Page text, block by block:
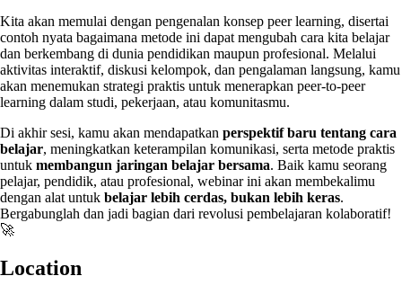
Kita akan memulai dengan pengenalan konsep peer learning, disertai
contoh nyata bagaimana metode ini dapat mengubah cara kita belajar
dan berkembang di dunia pendidikan maupun profesional. Melalui
aktivitas interaktif, diskusi kelompok, dan pengalaman langsung, kamu
akan menemukan strategi praktis untuk menerapkan peer-to-peer
learning dalam studi, pekerjaan, atau komunitasmu.
Di akhir sesi, kamu akan mendapatkan perspektif baru tentang cara
belajar, meningkatkan keterampilan komunikasi, serta metode praktis
untuk membangun jaringan belajar bersama. Baik kamu seorang
pelajar, pendidik, atau profesional, webinar ini akan membekalimu
dengan alat untuk belajar lebih cerdas, bukan lebih keras.
Bergabunglah dan jadi bagian dari revolusi pembelajaran kolaboratif!
🚀
Location